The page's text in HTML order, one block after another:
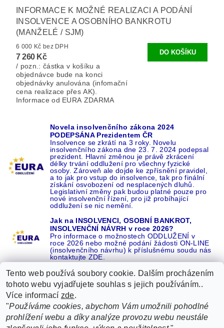
INFORMACE K MOŽNÉ REALIZACI A PODÁNÍ
INSOLVENCE A OSOBNÍHO BANKROTU
(MANŽELÉ / SJM)
6 000 Kč bez DPH
7 260 Kč
/ pozn.: částka v košíku a
objednávce bude na konci
objednávky anulována (infomační
cena realizace přes AK).
Informace od EURA ZDARMA
Novela insolvenčního zákona 2024
PODEPSÁNA Prezidentem ČR
Insolvence se zkrátí na 3 roky. Novelu
insolvenčního zákona dne 23. 7. 2024 podepsal
prezident. Hlavní změnou je právě zkrácení
délky trvání oddlužení pro všechny fyzické
osoby. Zároveň ale dojde ke zpřísnění pravidel,
a to jak pro vstup do insolvence, tak pro finální
získání osvobození od nesplacených dluhů.
Legislativní změny pak budou platné pouze pro
nové insolvenční řízení, pro již probíhající
oddlužení se nic nemění.
Jak na INSOLVENCI, OSOBNÍ BANKROT,
INSOLVENČNÍ NÁVRH v roce 2026?
Pro informace o možnostech ODDLUŽENÍ v
roce 2026 nebo možné podání žádosti ON-LINE
(insolvenčního návrhu) k příslušnému soudu nás
kontaktujte ZDE.
Recenze o NÁS na GOOGLE 16 let REFERENCÍ v celé ČR |
Recenze o NÁS na SEZNAMU |
ŽÁDEJTE život BEZ DLUHŮ nebo EXEKUCÍ ZDE
Tento web používá soubory cookie. Dalším procházením
tohoto webu vyjadřujete souhlas s jejich používáním..
Více informací zde.
"Používáme cookies, abychom Vám umožnili pohodlné
prohlížení webu a díky analýze provozu webu neustále